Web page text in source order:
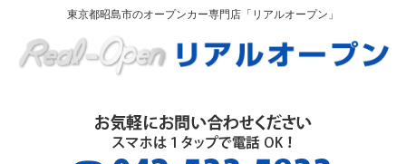
東京都昭島市のオープンカー専門店「リアルオープン」